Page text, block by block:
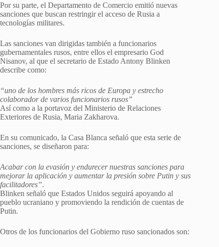
Por su parte, el Departamento de Comercio emitió nuevas
sanciones que buscan restringir el acceso de Rusia a
tecnologías militares.
Las sanciones van dirigidas también a funcionarios
gubernamentales rusos, entre ellos el empresario God
Nisanov, al que el secretario de Estado Antony Blinken
describe como:
“uno de los hombres más ricos de Europa y estrecho
colaborador de varios funcionarios rusos”
Así como a la portavoz del Ministerio de Relaciones
Exteriores de Rusia, Maria Zakharova.
En su comunicado, la Casa Blanca señaló que esta serie de
sanciones, se diseñaron para:
Acabar con la evasión y endurecer nuestras sanciones para
mejorar la aplicación y aumentar la presión sobre Putin y sus
facilitadores”.
Blinken señaló que Estados Unidos seguirá apoyando al
pueblo ucraniano y promoviendo la rendición de cuentas de
Putin.
Otros de los funcionarios del Gobierno ruso sancionados son: